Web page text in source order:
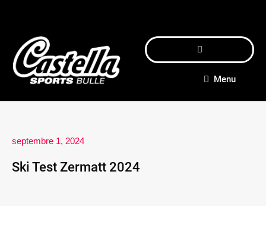
Menu
septembre 1, 2024
Ski Test Zermatt 2024